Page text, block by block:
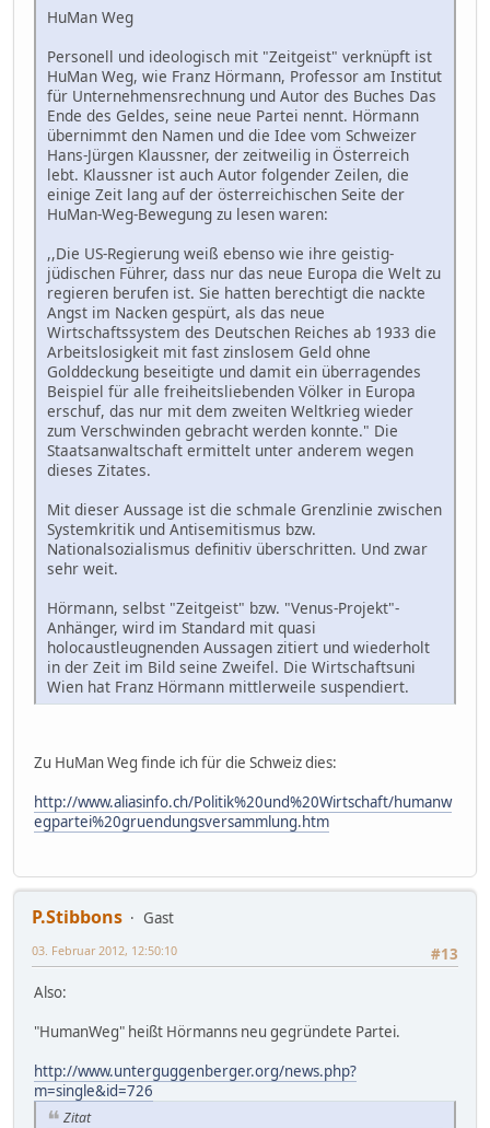
HuMan Weg
Personell und ideologisch mit "Zeitgeist" verknüpft ist
HuMan Weg, wie Franz Hörmann, Professor am Institut
für Unternehmensrechnung und Autor des Buches Das
Ende des Geldes, seine neue Partei nennt. Hörmann
übernimmt den Namen und die Idee vom Schweizer
Hans-Jürgen Klaussner, der zeitweilig in Österreich
lebt. Klaussner ist auch Autor folgender Zeilen, die
einige Zeit lang auf der österreichischen Seite der
HuMan-Weg-Bewegung zu lesen waren:
,,Die US-Regierung weiß ebenso wie ihre geistig-
jüdischen Führer, dass nur das neue Europa die Welt zu
regieren berufen ist. Sie hatten berechtigt die nackte
Angst im Nacken gespürt, als das neue
Wirtschaftssystem des Deutschen Reiches ab 1933 die
Arbeitslosigkeit mit fast zinslosem Geld ohne
Golddeckung beseitigte und damit ein überragendes
Beispiel für alle freiheitsliebenden Völker in Europa
erschuf, das nur mit dem zweiten Weltkrieg wieder
zum Verschwinden gebracht werden konnte." Die
Staatsanwaltschaft ermittelt unter anderem wegen
dieses Zitates.
Mit dieser Aussage ist die schmale Grenzlinie zwischen
Systemkritik und Antisemitismus bzw.
Nationalsozialismus definitiv überschritten. Und zwar
sehr weit.
Hörmann, selbst "Zeitgeist" bzw. "Venus-Projekt"-
Anhänger, wird im Standard mit quasi
holocaustleugnenden Aussagen zitiert und wiederholt
in der Zeit im Bild seine Zweifel. Die Wirtschaftsuni
Wien hat Franz Hörmann mittlerweile suspendiert.
Zu HuMan Weg finde ich für die Schweiz dies:
http://www.aliasinfo.ch/Politik%20und%20Wirtschaft/humanw
egpartei%20gruendungsversammlung.htm
P.Stibbons
Gast
#13
03. Februar 2012, 12:50:10
Also:
"HumanWeg" heißt Hörmanns neu gegründete Partei.
http://www.unterguggenberger.org/news.php?
m=single&id=726
Zitat